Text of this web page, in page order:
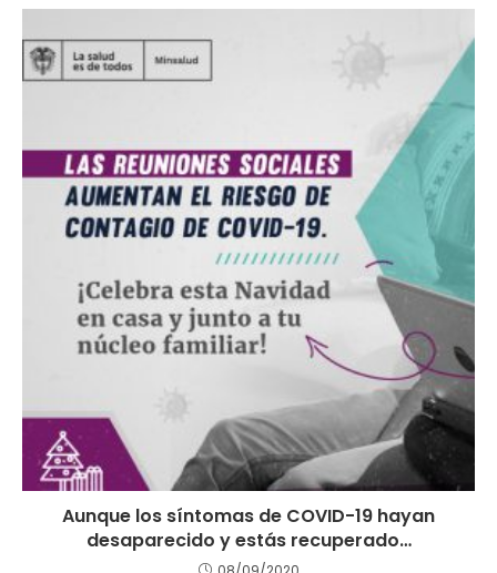
Aunque los síntomas de COVID-19 hayan
desaparecido y estás recuperado…